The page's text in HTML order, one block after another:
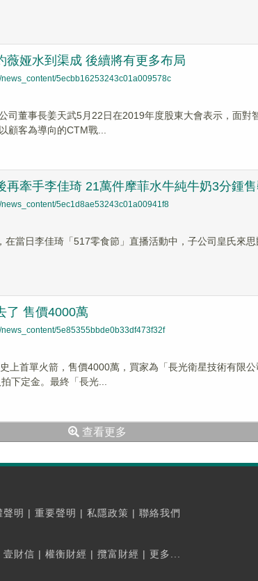
薇娅水到渠成 後續將有更多布局
5ecbb16253243c01a009578c
司董事長姜天武5月22日在2019年度股東大會表示，面
顧客為導向的CTM戰...
再牽手李佳琦 21萬件摩菲水牛純牛奶3分鍾
5ec1d8ae53243c01a00941f8
在當日李佳琦「517零食節」直播活動中，子公司皇氏來
了 售價4000萬
5e85355bbde0b33df473f32f
上首單火箭，售價4000萬，買家為「長光衛星技術有限
下定金。最終「長光...
查看更多
聲明 | 重要聲明 | 私隱政策 | 聯絡我們
壹財信 | 權衡財經 | 攬富財經 | 更多...